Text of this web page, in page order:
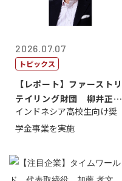
2026.07.07
トピックス
【レポート】ファーストリ
テイリング財団 柳井正
理事長
インドネシア高校生向け奨
学金事業を実施